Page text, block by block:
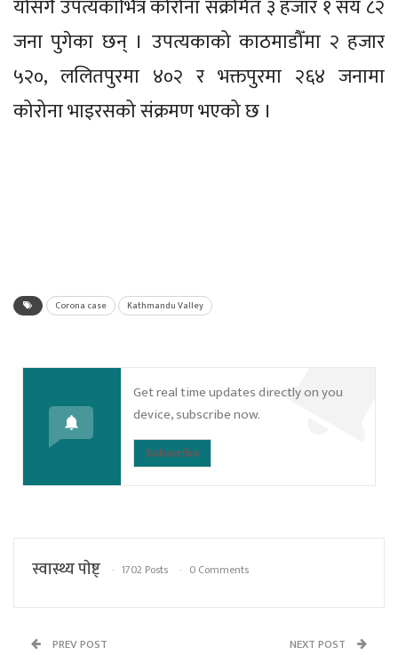
योसँगै उपत्यकाभित्र कोरोना संक्रमित ३ हजार १ सय ८२
जना पुगेका छन् । उपत्यकाको काठमाडौँमा २ हजार
५२०, ललितपुरमा ४०२ र भक्तपुरमा २६४ जनामा
कोरोना भाइरसको संक्रमण भएको छ ।
Corona case Kathmandu Valley
Get real time updates directly on you
device, subscribe now.
Subscribe
स्वास्थ्य पाेष्ट् 1702 Posts 0 Comments
PREV POST NEXT POST